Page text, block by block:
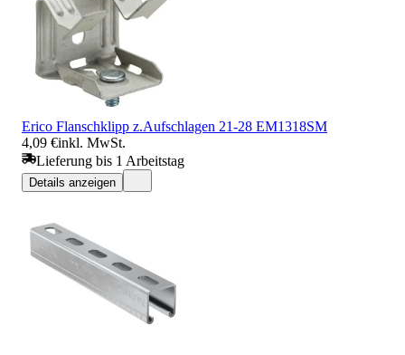
Erico Flanschklipp z.Aufschlagen 21-28 EM1318SM
4,09 €inkl. MwSt.
Lieferung bis 1 Arbeitstag
Details anzeigen